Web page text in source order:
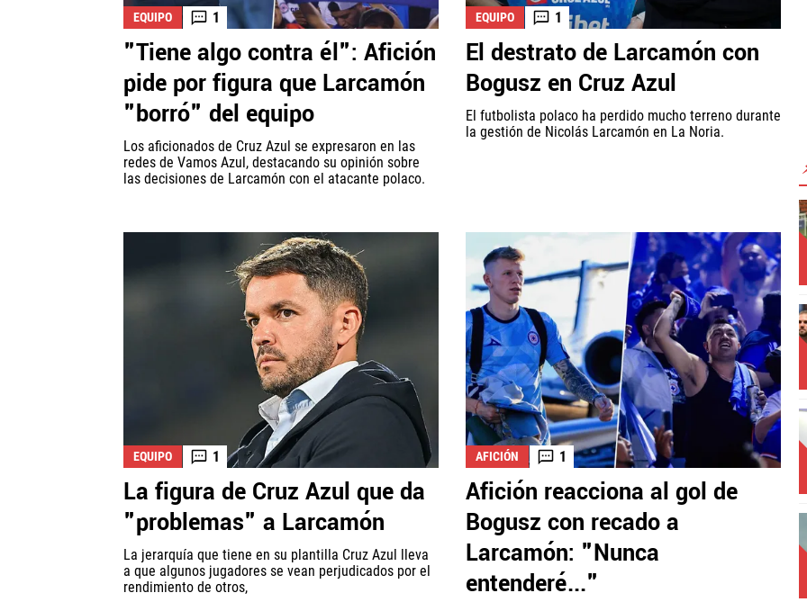
EQUIPO 1
"Tiene algo contra él": Afición
pide por figura que Larcamón
"borró" del equipo
Los aficionados de Cruz Azul se expresaron en las
redes de Vamos Azul, destacando su opinión sobre
las decisiones de Larcamón con el atacante polaco.
EQUIPO 1
El destrato de Larcamón con
Bogusz en Cruz Azul
El futbolista polaco ha perdido mucho terreno durante
la gestión de Nicolás Larcamón en La Noria.
EQUIPO 1
La figura de Cruz Azul que da
"problemas" a Larcamón
La jerarquía que tiene en su plantilla Cruz Azul lleva
a que algunos jugadores se vean perjudicados por el
rendimiento de otros,
AFICIÓN 1
Afición reacciona al gol de
Bogusz con recado a
Larcamón: "Nunca
entenderé..."